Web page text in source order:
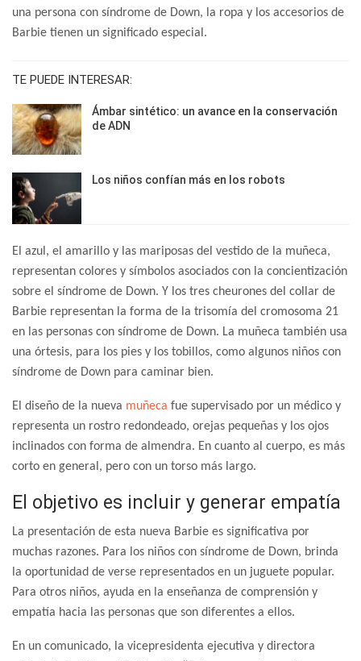
una persona con síndrome de Down, la ropa y los accesorios de
Barbie tienen un significado especial.
TE PUEDE INTERESAR:
Ámbar sintético: un avance en la conservación
de ADN
Los niños confían más en los robots
El azul, el amarillo y las mariposas del vestido de la muñeca,
representan colores y símbolos asociados con la concientización
sobre el síndrome de Down. Y los tres cheurones del collar de
Barbie representan la forma de la trisomía del cromosoma 21
en las personas con síndrome de Down. La muñeca también usa
una órtesis, para los pies y los tobillos, como algunos niños con
síndrome de Down para caminar bien.
El diseño de la nueva muñeca fue supervisado por un médico y
representa un rostro redondeado, orejas pequeñas y los ojos
inclinados con forma de almendra. En cuanto al cuerpo, es más
corto en general, pero con un torso más largo.
El objetivo es incluir y generar empatía
La presentación de esta nueva Barbie es significativa por
muchas razones. Para los niños con síndrome de Down, brinda
la oportunidad de verse representados en un juguete popular.
Para otros niños, ayuda en la enseñanza de comprensión y
empatía hacia las personas que son diferentes a ellos.
En un comunicado, la vicepresidenta ejecutiva y directora